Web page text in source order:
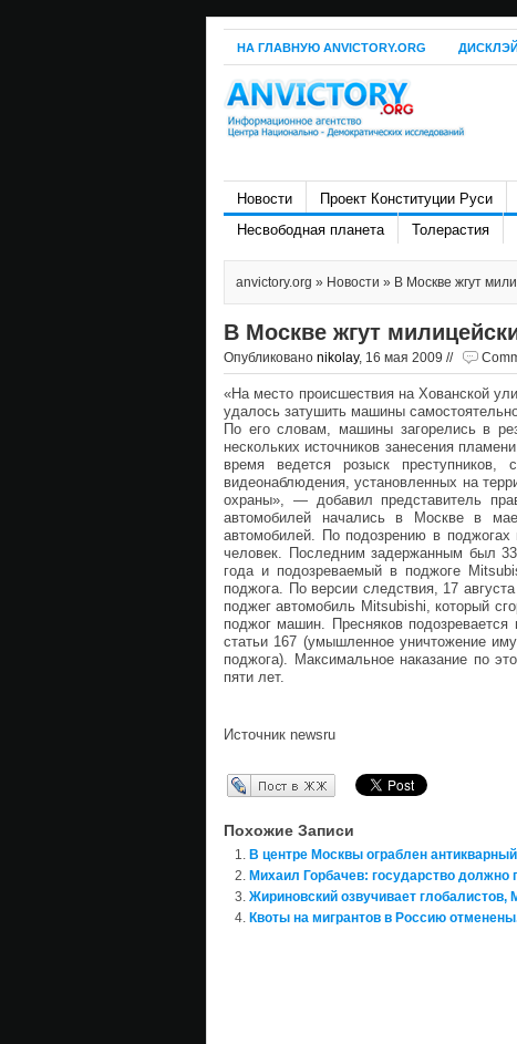
НА ГЛАВНУЮ ANVICTORY.ORG
Новости Проект Конституции Руси
Несвободная планета
Толерастия
anvictory.org » Новости » В Москве жгут
В Москве жгут
Опубликовано nikolay, 16 мая 2009 //
«На место происшествия на Хованской
удалось затушить машины
По его словам, машины загорелись в
нескольких источников занесения
время ведется розыск
видеонаблюдения, установленных на
охраны», — добавил представитель
автомобилей начались в Москве в
автомобилей. По подозрению в
человек. Последним задержанным был
года и подозреваемый в поджоге
поджога. По версии следствия, 17
поджег автомобиль Mitsubishi, который
поджог машин. Пресняков
статьи 167 (умышленное уничтожение
поджога). Максимальное наказание по
пяти лет.
Источник newsru
Перепост в ЖЖ
Похожие Записи
В центре Москвы ограблен
Михаил Горбачев: государство
Жириновский озвучивает
Квоты на мигрантов в Россию